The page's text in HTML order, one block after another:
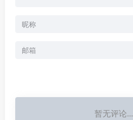
暂无评论...